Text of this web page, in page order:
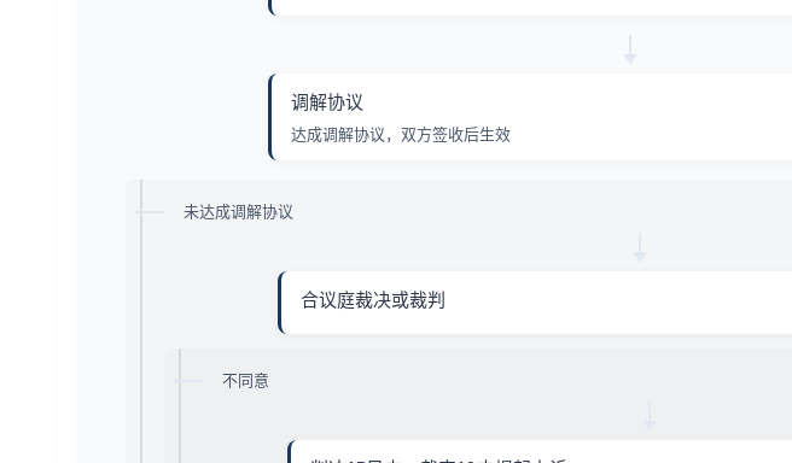
调解协议
达成调解协议，双方签收后生效
未达成调解协议
合议庭裁决或裁判
不同意